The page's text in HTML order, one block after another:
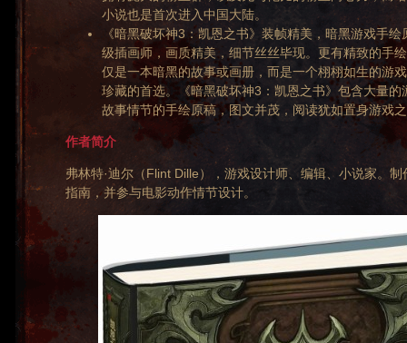
小说也是首次进入中国大陆。
《暗黑破坏神3：凯恩之书》装帧精美，暗黑游戏手
级插画师，画质精美，细节丝丝毕现。更有精致的手
仅是一本暗黑的故事或画册，而是一个栩栩如生的游
珍藏的首选。《暗黑破坏神3：凯恩之书》包含大量的
故事情节的手绘原稿，图文并茂，阅读犹如置身游戏
作者简介
弗林特·迪尔（Flint Dille），游戏设计师、编辑、小说家。制
指南，并参与电影动作情节设计。